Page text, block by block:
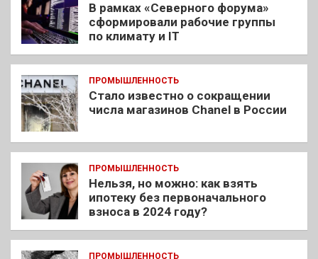
В рамках «Северного форума»
сформировали рабочие группы
по климату и IT
ПРОМЫШЛЕННОСТЬ
Стало известно о сокращении
числа магазинов Chanel в России
ПРОМЫШЛЕННОСТЬ
Нельзя, но можно: как взять
ипотеку без первоначального
взноса в 2024 году?
ПРОМЫШЛЕННОСТЬ